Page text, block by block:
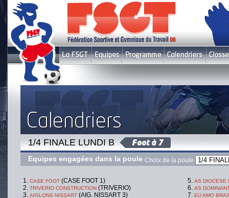
Choix de la poule
1/4 FINALE LUNDI B
Equipes engagées dans la poule
CASE FOOT (CASE FOOT 1)
TRIVERIO CONSTRUCTION (TRIVERIO)
AIGLONS NISSART (AIG. NISSART 3)
AS DIOCESE
AS
EU AMO